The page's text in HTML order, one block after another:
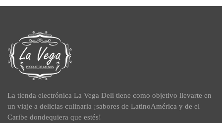
La tienda electrónica La Vega Deli tiene como objetivo llevarte en
un viaje a delicias culinaria ¡sabores de LatinoAmérica y de el
Caribe dondequiera que estés!